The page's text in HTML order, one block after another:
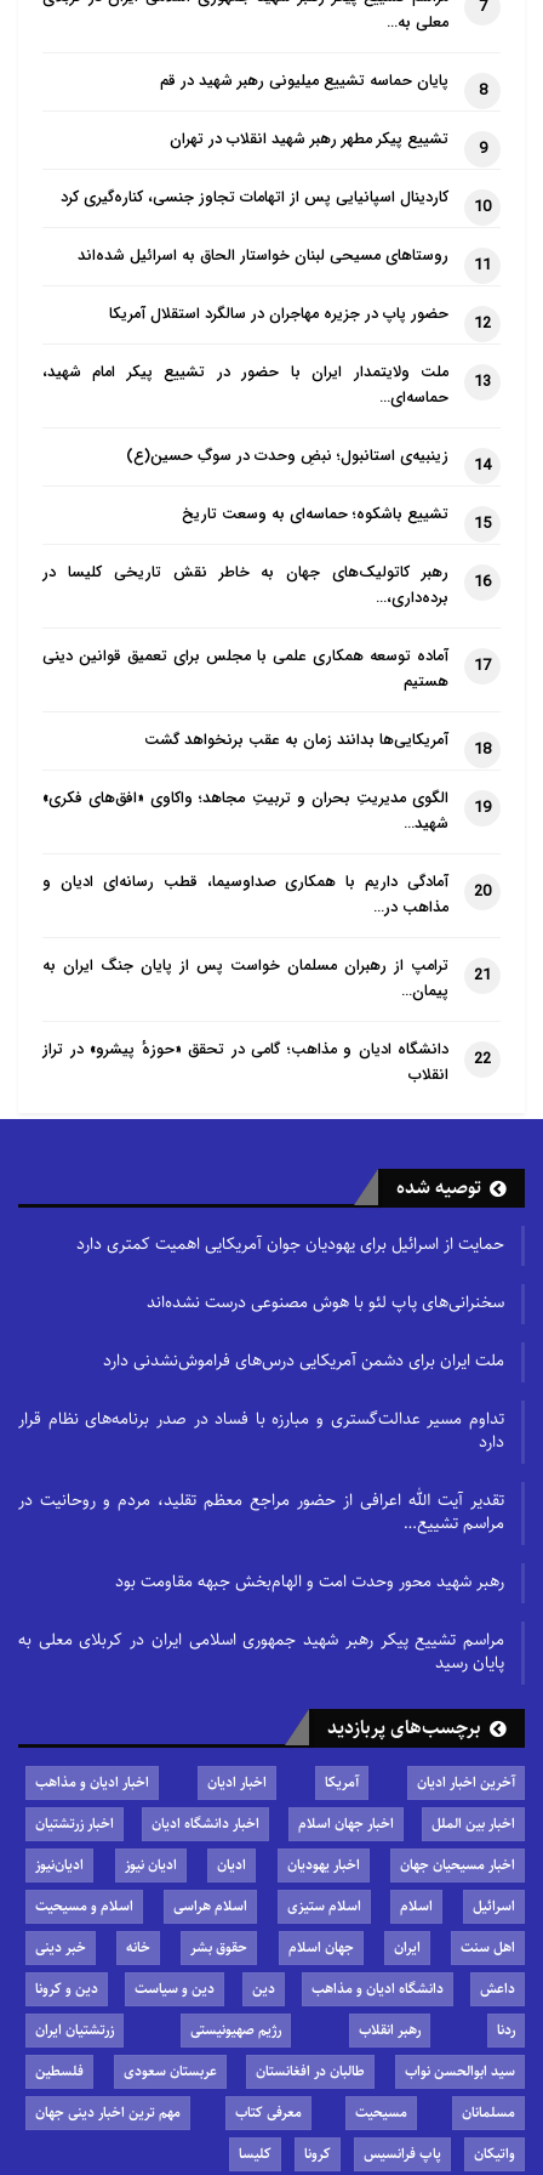
چه چیزی از توهین به ایوب پیامبر گیرشان می‌آید؟ آن هم
فکر کردن کار سختی است، اما یک مقدارش گاهی لازم
است. کاریکاتور مذکور را خیلی‌ها ندیده بودند و حالا به مدد
دادستانی تهران خیلی‌ها دیده‌اند. نمی‌شد ماجرا را جور
دیگری برگزار کرد؟ گیرم تخلفی صورت گرفته. نمی‌شد
روشن شدن زیر و بم داستان، ماجرا را علنی نکرد؟ اگر
حقیقتاً معتقدید که به یکی از پیامبران الهی توهین شده آیا
آیا این خودش اشاعه منکر نیست و هیچ عقوبتی برای آن
در نظر گرفته نشده؟ منبع: هم میهن
7
معلی به…
8 پایان حماسه تشییع میلیونی رهبر شهید در قم
9 تشییع پیکر مطهر رهبر شهید انقلاب در تهران
10 کاردینال اسپانیایی پس از اتهامات تجاوز جنسی، کناره‌گیری کرد
11 روستاهای مسیحی لبنان خواستار الحاق به اسرائیل شده‌اند
12 حضور پاپ در جزیره مهاجران در سالگرد استقلال آمریکا
13
ملت ولایتمدار ایران با حضور در تشییع پیکر امام شهید،
حماسه‌ای…
14 زینبیه‌ی استانبول؛ نبضِ وحدت در سوگِ حسین(ع)
15 تشییع باشکوه؛ حماسه‌ای به وسعت تاریخ
16
رهبر کاتولیک‌های جهان به خاطر نقش تاریخی کلیسا در
برده‌داری،…
17
آماده توسعه همکاری علمی با مجلس برای تعمیق قوانین دینی
هستیم
18 آمریکایی‌ها بدانند زمان به عقب برنخواهد گشت
19
الگوی مدیریتِ بحران و تربیتِ مجاهد؛ واکاوی «افق‌های فکری»
شهید…
20
آمادگی داریم با همکاری صداوسیما، قطب رسانه‌ای ادیان و
مذاهب در…
21
ترامپ از رهبران مسلمان خواست پس از پایان جنگ ایران به
پیمان…
22
دانشگاه ادیان و مذاهب؛ گامی در تحقق «حوزهٔ پیشرو» در تراز
انقلاب
توصیه شده
حمایت از اسرائیل برای یهودیان جوان آمریکایی اهمیت کمتری دارد
سخنرانی‌های پاپ لئو با هوش مصنوعی درست نشده‌اند
ملت ایران برای دشمن آمریکایی درس‌های فراموش‌نشدنی دارد
تداوم مسیر عدالت‌گستری و مبارزه با فساد در صدر برنامه‌های نظام قرار
دارد
تقدیر آیت الله اعرافی از حضور مراجع معظم تقلید، مردم و روحانیت در
مراسم تشییع…
رهبر شهید محور وحدت امت و الهام‌بخش جبهه مقاومت بود
مراسم تشییع پیکر رهبر شهید جمهوری اسلامی ایران در کربلای معلی به
پایان رسید
برچسب‌های پربازدید
آخرین اخبار ادیان آمریکا اخبار ادیان
اخبار ادیان و مذاهب
اخبار بین الملل
اخبار جهان اسلام اخبار دانشگاه ادیان
اخبار زرتشتیان
اخبار مسیحیان جهان
اخبار یهودیان ادیان ادیان نیوز
ادیان‌نیوز
اسرائیل
اسلام اسلام ستیزی اسلام هراسی
اسلام و مسیحیت
اهل سنت
ایران جهان اسلام حقوق بشر خانه
خبر دینی
داعش
دانشگاه ادیان و مذاهب دین دین و سیاست
دین و کرونا
ردنا
رهبر انقلاب رژیم صهیونیستی
زرتشتیان ایران
سید ابوالحسن نواب
طالبان در افغانستان عربستان سعودی
فلسطین
مسلمانان
مسیحیت معرفی کتاب
مهم ترین اخبار دینی جهان
واتیکان
پاپ فرانسیس کرونا کلیسا